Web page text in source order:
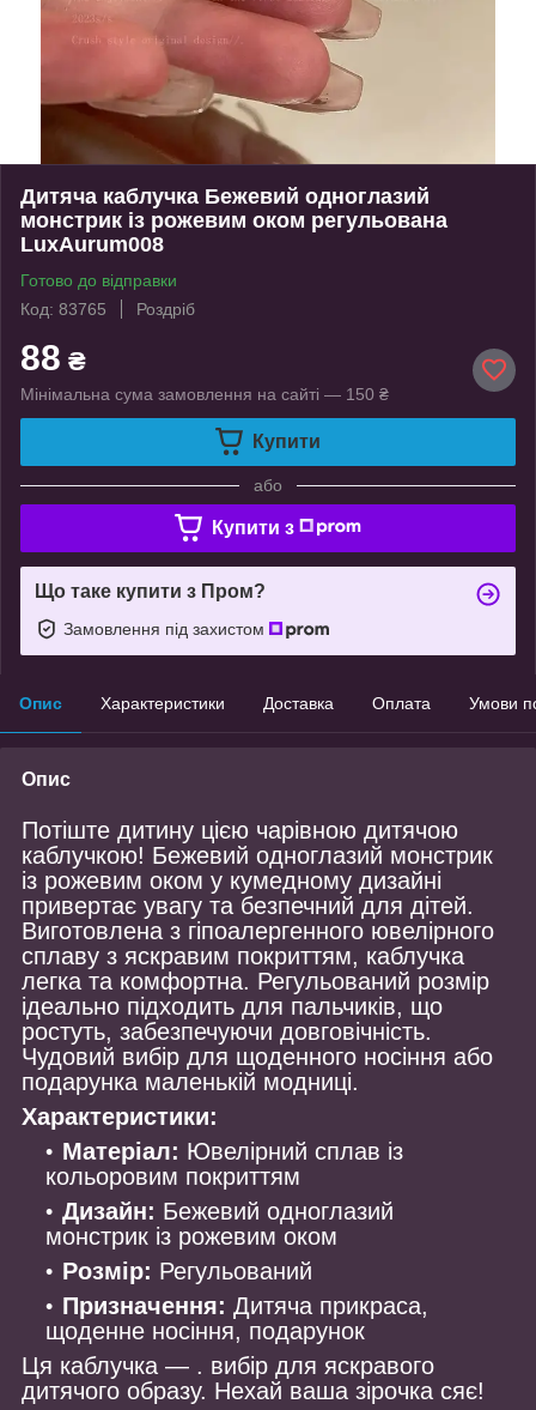
Дитяча каблучка Бежевий одноглазий
монстрик із рожевим оком регульована
LuxAurum008
Готово до відправки
Код: 83765
Роздріб
88 ₴
Мінімальна сума замовлення на сайті — 150 ₴
Купити
або
Купити з
Що таке купити з Пром?
Замовлення під захистом
Опис Характеристики Доставка Оплата Умови
Опис
Потіште дитину цією чарівною дитячою
каблучкою! Бежевий одноглазий монстрик
із рожевим оком у кумедному дизайні
привертає увагу та безпечний для дітей.
Виготовлена з гіпоалергенного ювелірного
сплаву з яскравим покриттям, каблучка
легка та комфортна. Регульований розмір
ідеально підходить для пальчиків, що
ростуть, забезпечуючи довговічність.
Чудовий вибір для щоденного носіння або
подарунка маленькій модниці.
Характеристики:
Матеріал: Ювелірний сплав із
кольоровим покриттям
Дизайн: Бежевий одноглазий
монстрик із рожевим оком
Розмір: Регульований
Призначення: Дитяча прикраса,
щоденне носіння, подарунок
Ця каблучка — . вибір для яскравого
дитячого образу. Нехай ваша зірочка сяє!